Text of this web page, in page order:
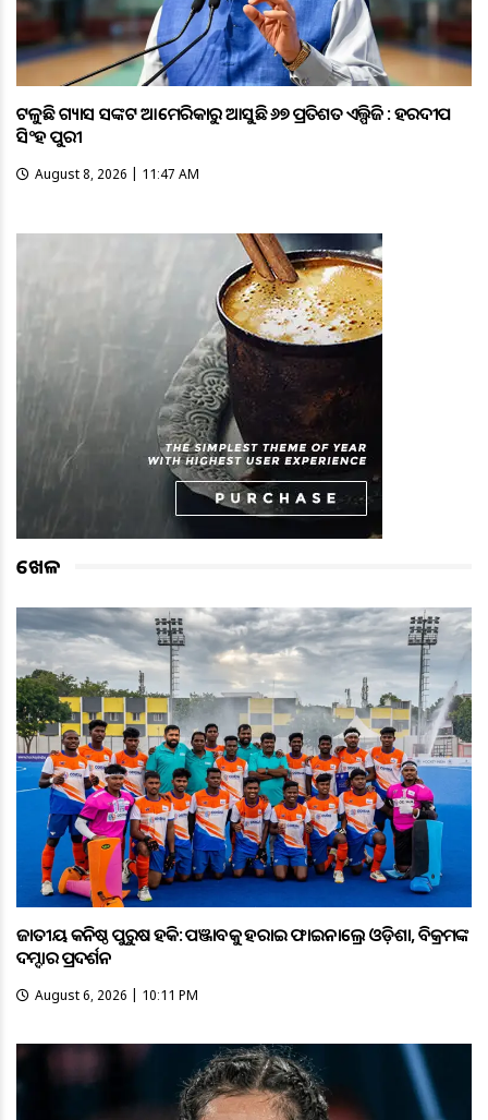
ଟଳୁଛି ଗ୍ୟାସ ସଙ୍କଟ ଆମେରିକାରୁ ଆସୁଛି ୬୭ ପ୍ରତିଶତ ଏଲ୍ପିଜି : ହରଦୀପ
ସିଂହ ପୁରୀ
August 8, 2026 | 11:47 AM
ଖେଳ
ଜାତୀୟ କନିଷ୍ଠ ପୁରୁଷ ହକି: ପଞ୍ଜାବକୁ ହରାଇ ଫାଇନାଲ୍ରେ ଓଡ଼ିଶା, ବିକ୍ରମଙ୍କ
ଦମ୍ଦାର ପ୍ରଦର୍ଶନ
August 6, 2026 | 10:11 PM